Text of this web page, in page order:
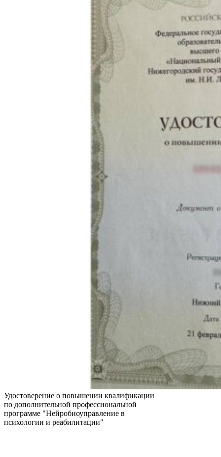
Удостоверение о повышении квалификации
по дополнительной профессиональной
программе "Нейробиоуправление в
психологии и реабилитации"